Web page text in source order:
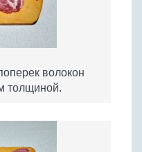
волокон
толщиной.